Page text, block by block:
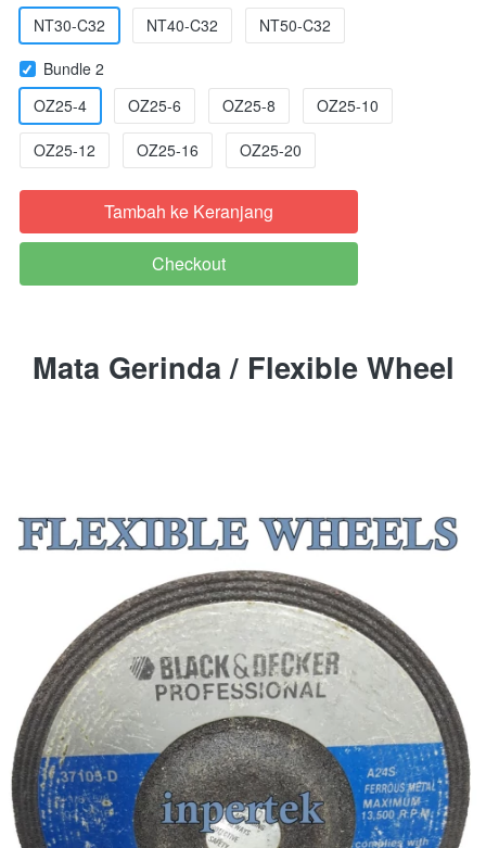
NT30-C32
NT40-C32
NT50-C32
Bundle 2
OZ25-4
OZ25-6 OZ25-8 OZ25-10
OZ25-12 OZ25-16 OZ25-20
`
Tambah ke Keranjang
`
Checkout
Mata Gerinda / Flexible Wheel